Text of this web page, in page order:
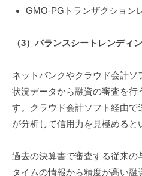
GMO-PGトランザクション
（3）バランスシートレンディ
ネットバンクやクラウド会計
状況データから融資の審査を
す。クラウド会計ソフト経由で
が分析して信用力を見極めると
過去の決算書で審査する従来
タイムの情報から精度が高い